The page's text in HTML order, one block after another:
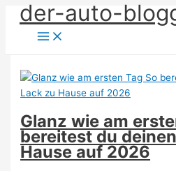
Zum
Inhalt
springen
der-auto-
Glanz wie am
bereitest du
Hause auf 2026